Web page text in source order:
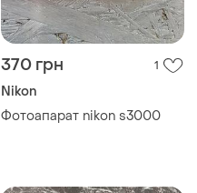
370 грн 1
Nikon
Фотоапарат nikon s3000